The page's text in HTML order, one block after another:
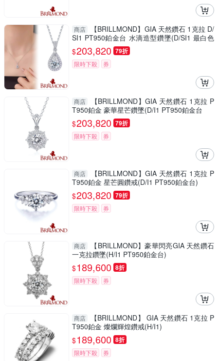
商店
【BRILLMOND】GIA 天然鑽石 1克拉 D/
SI1 PT950鉑金台 水滴造型鑽墜(D/SI1 最白色
澤)
$203,820 79折
限時下殺 券
商店
【BRILLMOND】GIA 天然鑽石 1克拉 P
T950鉑金 豪華星芒鑽墜(D/I1 PT950鉑金台
$203,820 79折
限時下殺 券
商店
【BRILLMOND】GIA 天然鑽石 1克拉 P
T950鉑金 星芒圓鑽戒(D/I1 PT950鉑金台)
$203,820 79折
限時下殺 券
商店
【BRILLMOND】豪華閃亮GIA 天然鑽石
一克拉鑽墜(H/I1 PT950鉑金台)
$189,600 8折
限時下殺 券
商店
【BRILLMOND】 GIA 天然鑽石 1克拉 P
T950鉑金 燦爛輝煌鑽戒(H/I1)
$189,600 8折
限時下殺 券